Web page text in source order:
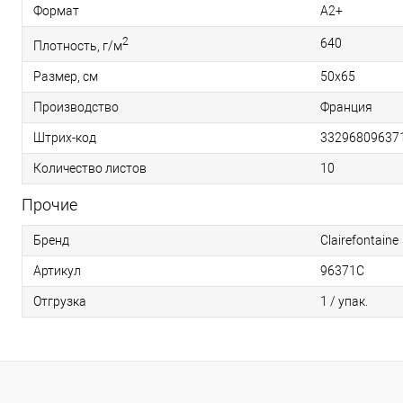
Формат A2+
Плотность, г/м2 640
Размер, см 50х65
Производство Франция
Штрих-код
Количество листов 10
Прочие
Бренд Clairefontaine
Артикул 96371C
Отгрузка 1 / упак.